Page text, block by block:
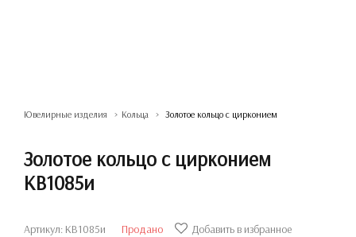
Ювелирные изделия Кольца Золотое кольцо с цирконием
Золотое кольцо с цирконием
КВ1085и
Артикул: КВ1085и Продано Добавить в избранное